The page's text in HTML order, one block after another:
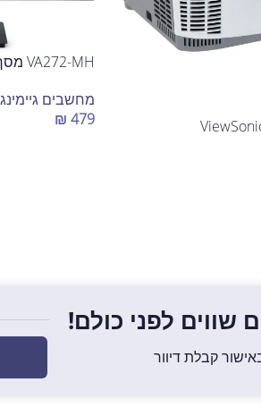
VA272-MH מסך מחשב "27 מבית ViewSonic
מחשבים
₪ 479
שווים לפני כולם!
קבלת דיוור